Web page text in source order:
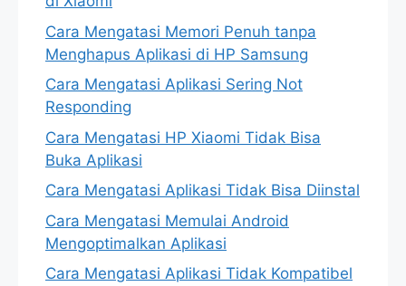
Cara Mengatasi Memori Penuh tanpa
Menghapus Aplikasi di HP Samsung
Cara Mengatasi Aplikasi Sering Not
Responding
Cara Mengatasi HP Xiaomi Tidak Bisa
Buka Aplikasi
Cara Mengatasi Aplikasi Tidak Bisa Diinstal
Cara Mengatasi Memulai Android
Mengoptimalkan Aplikasi
Cara Mengatasi Aplikasi Tidak Kompatibel